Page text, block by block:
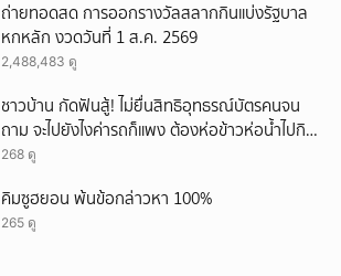
ถ่ายทอดสด การออกรางวัลสลากกินแบ่งรัฐบาล
หกหลัก งวดวันที่ 1 ส.ค. 2569
2,488,483 ดู
ชาวบ้าน กัดฟันสู้! ไม่ยื่นสิทธิอุทธรณ์บัตรคนจน
ถาม จะไปยังไงค่ารถก็แพง ต้องห่อข้าวห่อน้ำไปกิน
อีก
268 ดู
คิมซูฮยอน พ้นข้อกล่าวหา 100%
265 ดู